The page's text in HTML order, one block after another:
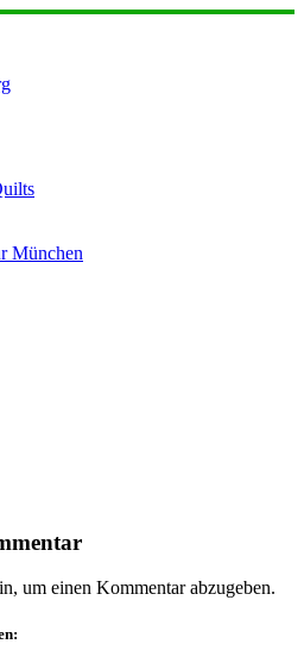
München
um einen Kommentar abzugeben.